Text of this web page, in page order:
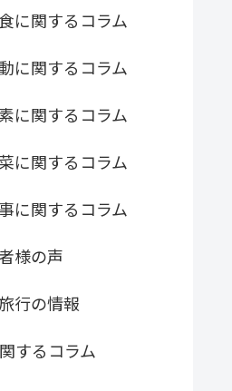
に関するコラム
に関するコラム
に関するコラム
に関するコラム
に関するコラム
様の声
行の情報
するコラム